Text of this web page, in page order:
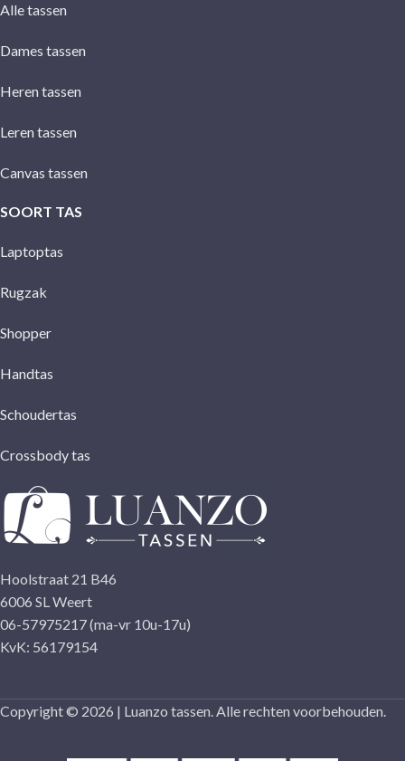
Alle tassen
Dames tassen
Heren tassen
Leren tassen
Canvas tassen
SOORT TAS
Laptoptas
Rugzak
Shopper
Handtas
Schoudertas
Crossbody tas
Hoolstraat 21 B46
6006 SL Weert
06-57975217 (ma-vr 10u-17u)
KvK: 56179154
Copyright © 2026 | Luanzo tassen. Alle rechten voorbehouden.